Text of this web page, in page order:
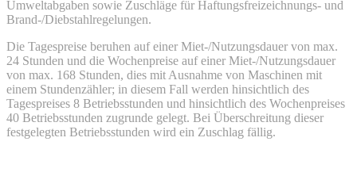
Umweltabgaben sowie Zuschläge für Haftungsfreizeichnungs- und
Brand-/Diebstahlregelungen.
Die Tagespreise beruhen auf einer Miet-/Nutzungsdauer von max.
24 Stunden und die Wochenpreise auf einer Miet-/Nutzungsdauer
von max. 168 Stunden, dies mit Ausnahme von Maschinen mit
einem Stundenzähler; in diesem Fall werden hinsichtlich des
Tagespreises 8 Betriebsstunden und hinsichtlich des Wochenpreises
40 Betriebsstunden zugrunde gelegt. Bei Überschreitung dieser
festgelegten Betriebsstunden wird ein Zuschlag fällig.